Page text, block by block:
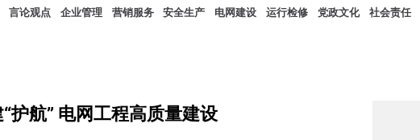
言论观点 企业管理 营销服务 安全生产 电网建设 运行检修 党政文化 社会责任
护航” 电网工程高质量建设